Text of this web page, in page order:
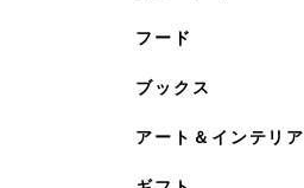
フード
ブックス
アート＆インテリア